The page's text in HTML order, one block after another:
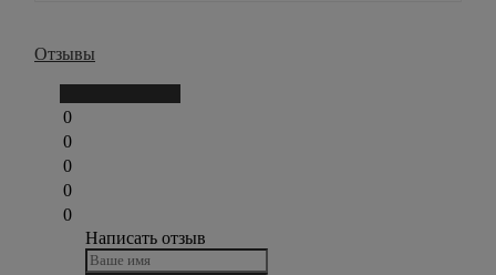
Отзывы
0
0
0
0
0
Написать отзыв